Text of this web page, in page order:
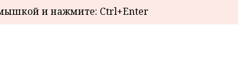
и нажмите: Ctrl+Enter